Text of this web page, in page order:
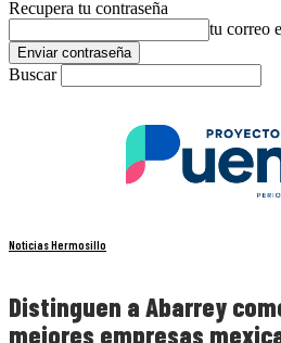
Recupera tu contraseña
tu correo
Buscar
Noticias Hermosillo
Distinguen a Abarrey
mejores empresas